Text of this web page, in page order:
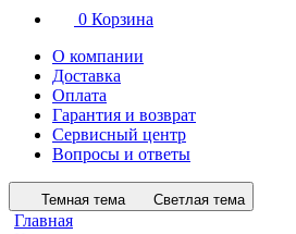
0 Корзина
О компании
Доставка
Оплата
Гарантия и возврат
Сервисный центр
Вопросы и ответы
Темная тема Светлая тема
Главная